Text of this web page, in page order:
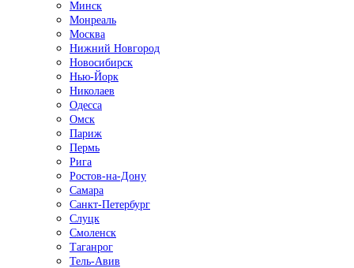
Минск
Монреаль
Москва
Нижний Новгород
Новосибирск
Нью-Йорк
Николаев
Одесса
Омск
Париж
Пермь
Рига
Ростов-на-Дону
Самара
Санкт-Петербург
Слуцк
Смоленск
Таганрог
Тель-Авив